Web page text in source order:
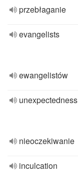
przebłaganie
evangelists
ewangelistów
unexpectedness
nieoczekiwanie
inculcation